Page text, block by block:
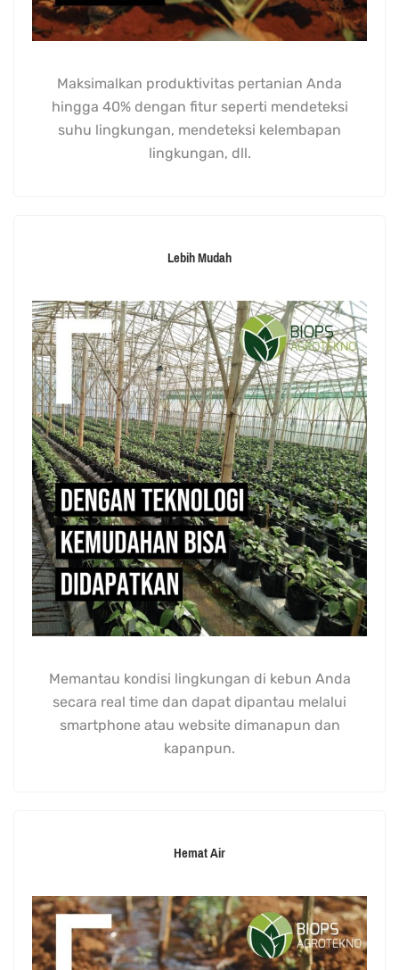
Maksimalkan produktivitas pertanian Anda
hingga 40% dengan fitur seperti mendeteksi
suhu lingkungan, mendeteksi kelembapan
lingkungan, dll.
Lebih Mudah
Memantau kondisi lingkungan di kebun Anda
secara real time dan dapat dipantau melalui
smartphone atau website dimanapun dan
kapanpun.
Hemat Air